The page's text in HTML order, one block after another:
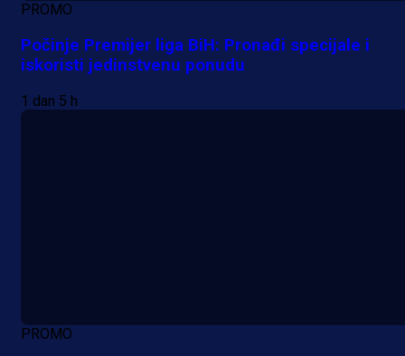
PROMO
Počinje Premijer liga BiH: Pronađi specijale i
iskoristi jedinstvenu ponudu
1 dan 5 h
PROMO